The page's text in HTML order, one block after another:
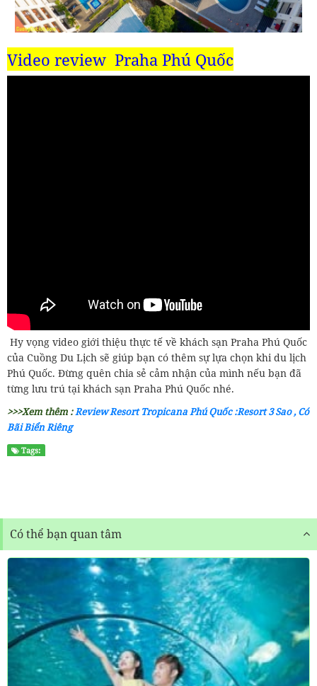
Video review Praha Phú Quốc
Hy vọng video giới thiệu thực tế về khách sạn Praha Phú Quốc
của Cuồng Du Lịch sẽ giúp bạn có thêm sự lựa chọn khi du lịch
Phú Quốc. Đừng quên chia sẻ cảm nhận của mình nếu bạn đã
từng lưu trú tại khách sạn Praha Phú Quốc nhé.
>>>Xem thêm :Review Resort Tropicana Phú Quốc :Resort 3 Sao , Có
Bãi Biển Riêng
Tags:
Có thể bạn quan tâm